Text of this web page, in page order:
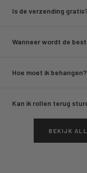
Is de verzending
Wanneer wordt de
Hoe moet ik behangen?
Kan ik rollen terug
BEKIJK